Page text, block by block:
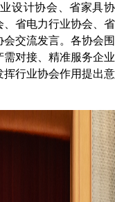
设计协会、省家具协
省电力行业协会、省
会交流发言。各协会围
对接、精准服务企业
行业协会作用提出意